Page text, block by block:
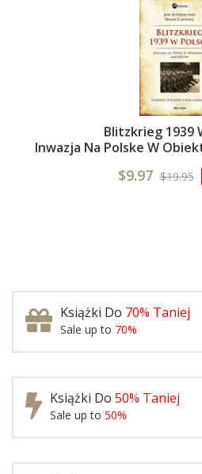
Blitzkrieg 1939
Inwazja Na Polske W
$9.97 $19.95
Książki Do 70% Taniej
Sale up to 70%
Książki Do 50% Taniej
Sale up to 50%